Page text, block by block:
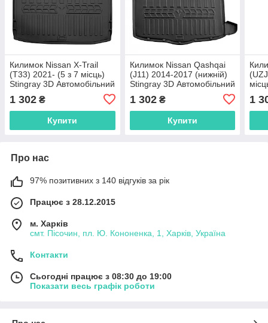
Килимок Nissan X-Trail
(T33) 2021- (5 з 7 місць)
Stingray 3D Автомобільний
1 302 ₴
Купити
Килимок Nissan Qashqai
(J11) 2014-2017 (нижній)
Stingray 3D Автомобільний
1 302₴
Купити
1
Про нас
97% позитивних з 140 відгуків за рік
Працює з 28.12.2015
м. Харків
смт. Пісочин, пл. Ю. Кононенка, 1, Харків, Україна
Контакти
Сьогодні працює з 08:30 до 19:00
Показати весь графік роботи